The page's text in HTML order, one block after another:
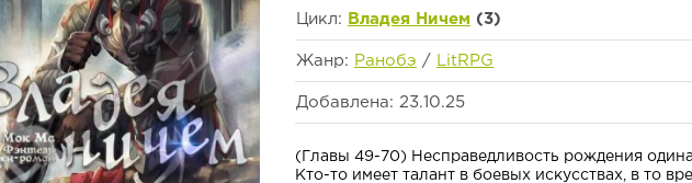
Цикл: Владея Ничем (3)
Жанр: Ранобэ / LitRPG
Добавлена: 23.10.25
(Главы 49-70) Несправедливость рождения
Кто-то имеет талант в боевых искусствах, в то